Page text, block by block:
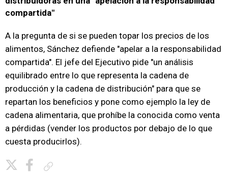
compartida"
A la pregunta de si se pueden topar los precios de los
alimentos, Sánchez defiende "apelar a la responsabilidad
compartida". El jefe del Ejecutivo pide "un análisis
equilibrado entre lo que representa la cadena de
producción y la cadena de distribución" para que se
repartan los beneficios y pone como ejemplo la ley de
cadena alimentaria, que prohíbe la conocida como venta
a pérdidas (vender los productos por debajo de lo que
cuesta producirlos).